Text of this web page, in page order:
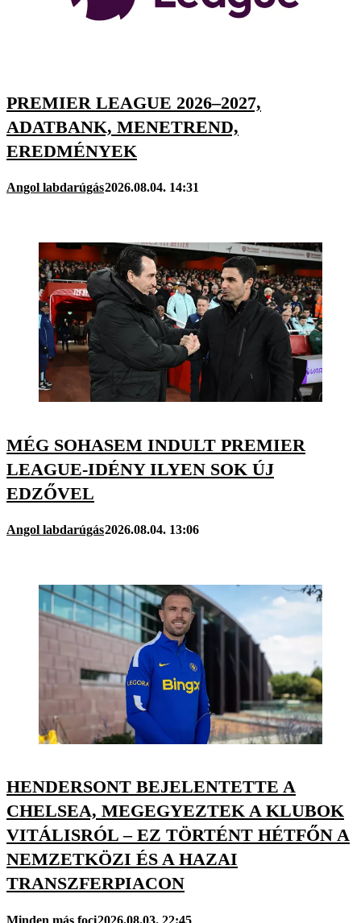
PREMIER LEAGUE 2026–2027,
ADATBANK, MENETREND,
EREDMÉNYEK
Angol labdarúgás2026.08.04. 14:31
MÉG SOHASEM INDULT PREMIER
LEAGUE-IDÉNY ILYEN SOK ÚJ
EDZŐVEL
Angol labdarúgás2026.08.04. 13:06
HENDERSONT BEJELENTETTE A
CHELSEA, MEGEGYEZTEK A KLUBOK
VITÁLISRÓL – EZ TÖRTÉNT HÉTFŐN A
NEMZETKÖZI ÉS A HAZAI
TRANSZFERPIACON
Minden más foci2026.08.03. 22:45